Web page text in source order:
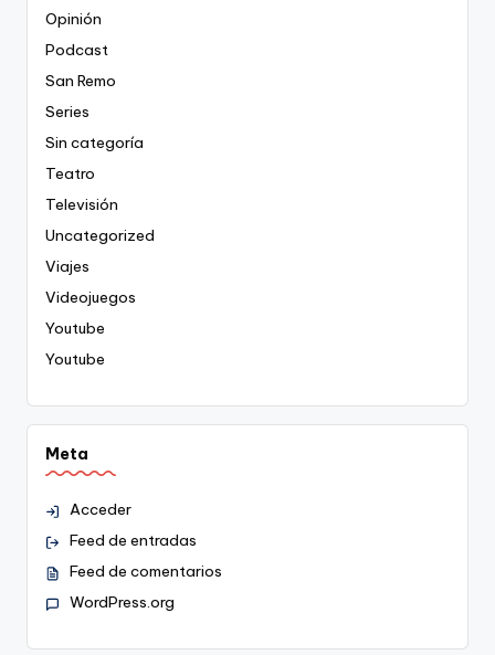
Opinión
Podcast
San Remo
Series
Sin categoría
Teatro
Televisión
Uncategorized
Viajes
Videojuegos
Youtube
Youtube
Meta
Acceder
Feed de entradas
Feed de comentarios
WordPress.org